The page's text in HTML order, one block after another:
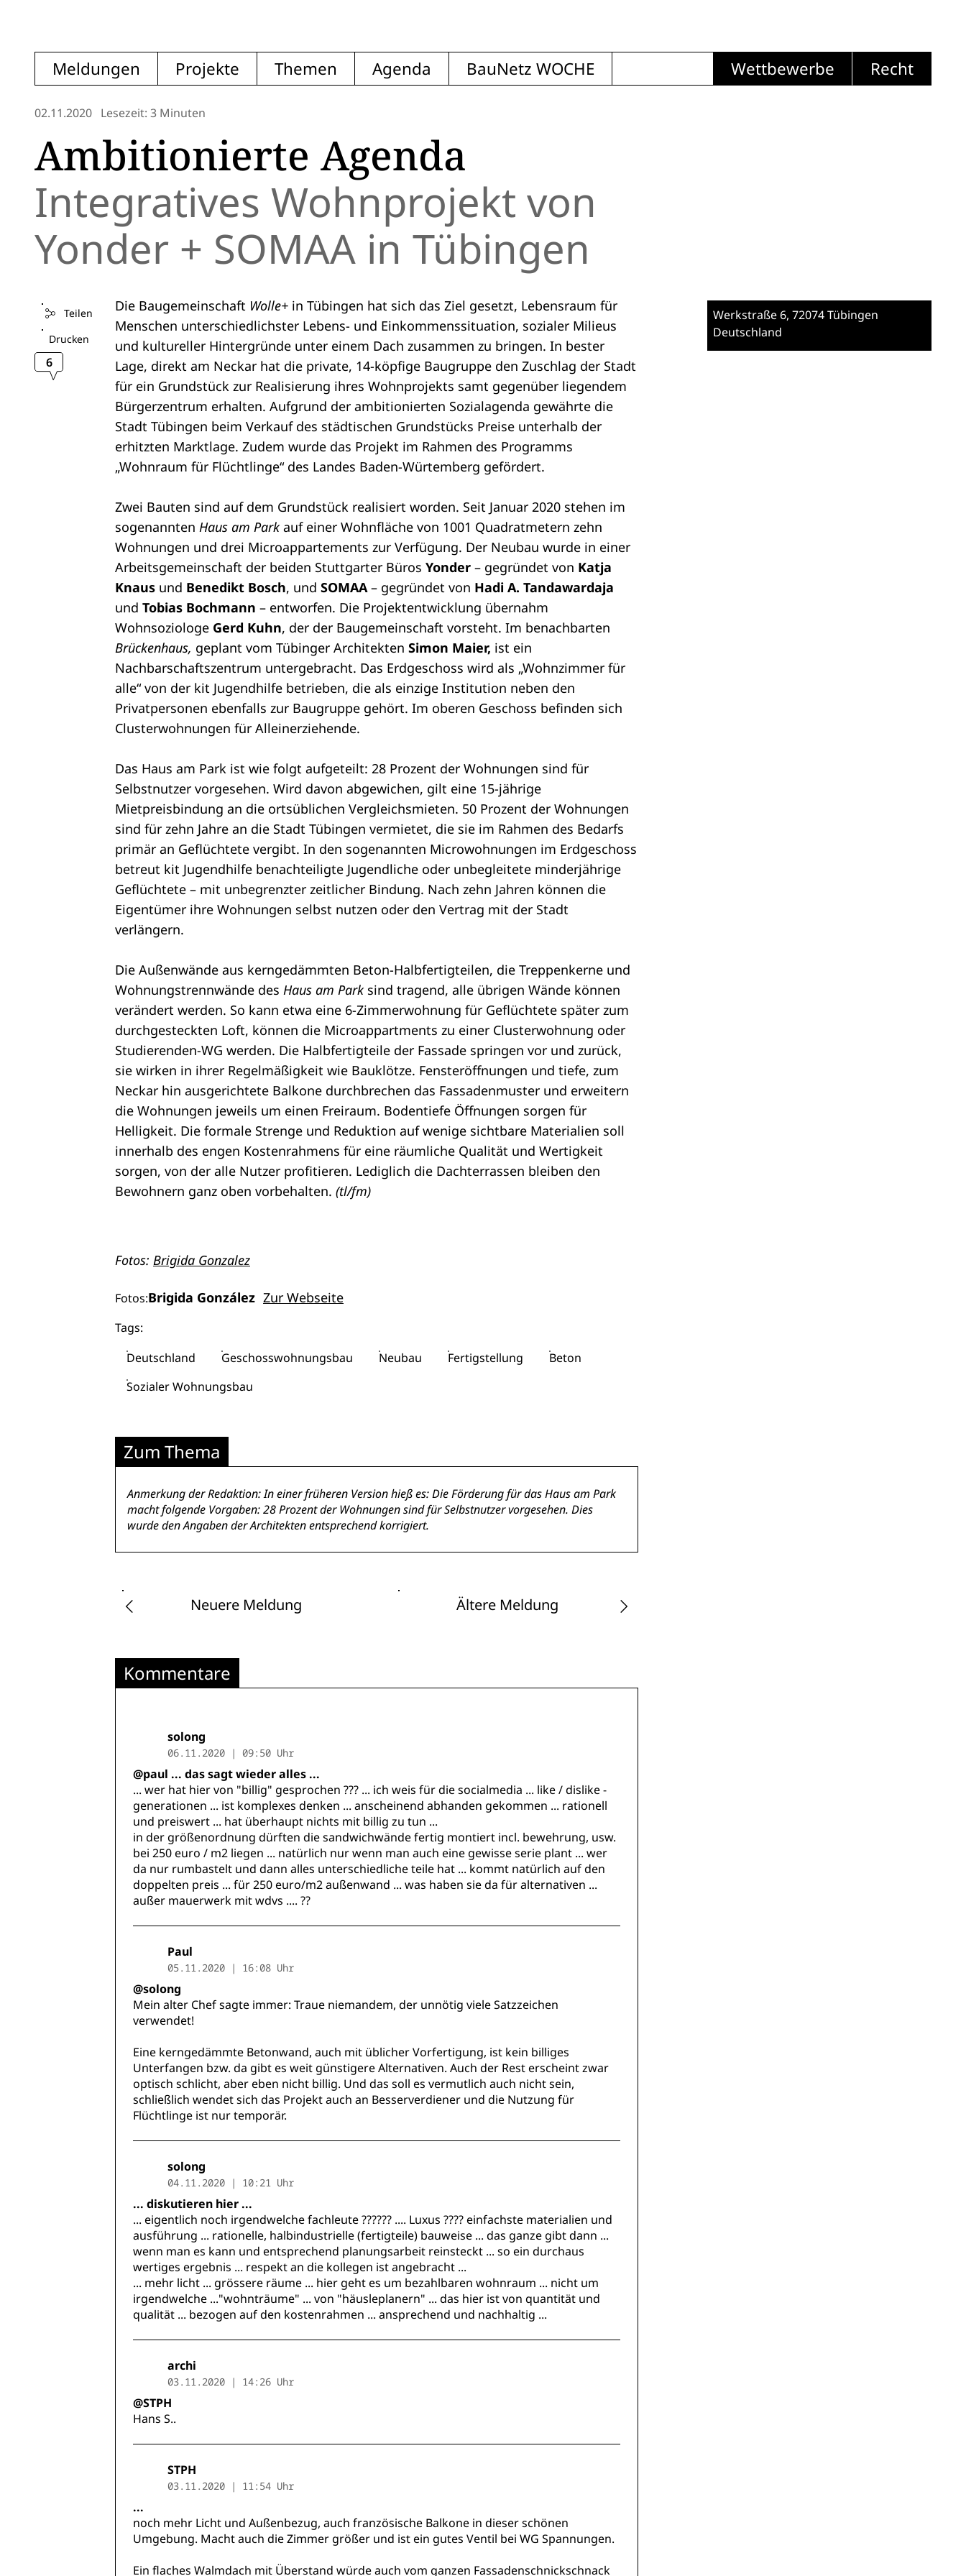
Meldungen Projekte Themen Agenda BauNetz WOCHE Wettbewerbe Recht
02.11.2020 Lesezeit: 3 Minuten
Ambitionierte Agenda
Integratives Wohnprojekt von
Yonder + SOMAA in Tübingen
Teilen
Drucken
6
Die Baugemeinschaft Wolle+ in Tübingen hat sich das Ziel gesetzt, Lebensraum für
Menschen unterschiedlichster Lebens- und Einkommenssituation, sozialer Milieus
und kultureller Hintergründe unter einem Dach zusammen zu bringen. In bester
Lage, direkt am Neckar hat die private, 14-köpfige Baugruppe den Zuschlag der Stadt
für ein Grundstück zur Realisierung ihres Wohnprojekts samt gegenüber liegendem
Bürgerzentrum erhalten. Aufgrund der ambitionierten Sozialagenda gewährte die
Stadt Tübingen beim Verkauf des städtischen Grundstücks Preise unterhalb der
erhitzten Marktlage. Zudem wurde das Projekt im Rahmen des Programms
„Wohnraum für Flüchtlinge“ des Landes Baden-Würtemberg gefördert.
Zwei Bauten sind auf dem Grundstück realisiert worden. Seit Januar 2020 stehen im
sogenannten Haus am Parkauf einer Wohnfläche von 1001 Quadratmetern zehn
Wohnungen und drei Microappartements zur Verfügung. Der Neubau wurde in einer
Arbeitsgemeinschaft der beiden Stuttgarter Büros Yonder – gegründet von Katja
Knaus und Benedikt Bosch, und SOMAA– gegründet von Hadi A. Tandawardaja
und Tobias Bochmann – entworfen. Die Projektentwicklung übernahm
Wohnsoziologe Gerd Kuhn, der der Baugemeinschaft vorsteht. Im benachbarten
Brückenhaus, geplant vom Tübinger Architekten Simon Maier, ist ein
Nachbarschaftszentrum untergebracht. Das Erdgeschoss wird als „Wohnzimmer für
alle“ von der kit Jugendhilfe betrieben, die als einzige Institution neben den
Privatpersonen ebenfalls zur Baugruppe gehört. Im oberen Geschoss befinden sich
Clusterwohnungen für Alleinerziehende.
Das Haus am Park ist wie folgt aufgeteilt: 28 Prozent der Wohnungen sind für
Selbstnutzer vorgesehen. Wird davon abgewichen, gilt eine 15-jährige
Mietpreisbindung an die ortsüblichen Vergleichsmieten. 50 Prozent der Wohnungen
sind für zehn Jahre an die Stadt Tübingen vermietet, die sie im Rahmen des Bedarfs
primär an Geflüchtete vergibt. In den sogenannten Microwohnungen im Erdgeschoss
betreut kit Jugendhilfe benachteiligte Jugendliche oder unbegleitete minderjährige
Geflüchtete – mit unbegrenzter zeitlicher Bindung. Nach zehn Jahren können die
Eigentümer ihre Wohnungen selbst nutzen oder den Vertrag mit der Stadt
verlängern.
Die Außenwände aus kerngedämmten Beton-Halbfertigteilen, die Treppenkerne und
Wohnungstrennwände des Haus am Park sind tragend, alle übrigen Wände können
verändert werden. So kann etwa eine 6-Zimmerwohnung für Geflüchtete später zum
durchgesteckten Loft, können die Microappartments zu einer Clusterwohnung oder
Studierenden-WG werden. Die Halbfertigteile der Fassade springen vor und zurück,
sie wirken in ihrer Regelmäßigkeit wie Bauklötze. Fensteröffnungen und tiefe, zum
Neckar hin ausgerichtete Balkone durchbrechen das Fassadenmuster und erweitern
die Wohnungen jeweils um einen Freiraum. Bodentiefe Öffnungen sorgen für
Helligkeit. Die formale Strenge und Reduktion auf wenige sichtbare Materialien soll
innerhalb des engen Kostenrahmens für eine räumliche Qualität und Wertigkeit
sorgen, von der alle Nutzer profitieren. Lediglich die Dachterrassen bleiben den
Bewohnern ganz oben vorbehalten. (tl/fm)
Fotos: Brigida Gonzalez
Fotos:Brigida González Zur Webseite
Tags:
Deutschland
Geschosswohnungsbau Neubau Fertigstellung
Beton
Sozialer Wohnungsbau
Zum Thema
Anmerkung der Redaktion: In einer früheren Version hieß es: Die Förderung für das Haus am Park
macht folgende Vorgaben: 28 Prozent der Wohnungen sind für Selbstnutzer vorgesehen. Dies
wurde den Angaben der Architekten entsprechend korrigiert.
Neuere Meldung Ältere Meldung
Werkstraße 6, 72074 Tübingen
Deutschland
Kommentare
solong
06.11.2020 | 09:50 Uhr
@paul ... das sagt wieder alles ...
... wer hat hier von "billig" gesprochen ??? ... ich weis für die socialmedia ... like / dislike -
generationen ... ist komplexes denken ... anscheinend abhanden gekommen ... rationell
und preiswert ... hat überhaupt nichts mit billig zu tun ...
in der größenordnung dürften die sandwichwände fertig montiert incl. bewehrung, usw.
bei 250 euro / m2 liegen ... natürlich nur wenn man auch eine gewisse serie plant ... wer
da nur rumbastelt und dann alles unterschiedliche teile hat ... kommt natürlich auf den
doppelten preis ... für 250 euro/m2 außenwand ... was haben sie da für alternativen ...
außer mauerwerk mit wdvs .... ??
Paul
05.11.2020 | 16:08 Uhr
@solong
Mein alter Chef sagte immer: Traue niemandem, der unnötig viele Satzzeichen
verwendet!
Eine kerngedämmte Betonwand, auch mit üblicher Vorfertigung, ist kein billiges
Unterfangen bzw. da gibt es weit günstigere Alternativen. Auch der Rest erscheint zwar
optisch schlicht, aber eben nicht billig. Und das soll es vermutlich auch nicht sein,
schließlich wendet sich das Projekt auch an Besserverdiener und die Nutzung für
Flüchtlinge ist nur temporär.
solong
04.11.2020 | 10:21 Uhr
... diskutieren hier ...
... eigentlich noch irgendwelche fachleute ?????? .... Luxus ???? einfachste materialien und
ausführung ... rationelle, halbindustrielle (fertigteile) bauweise ... das ganze gibt dann ...
wenn man es kann und entsprechend planungsarbeit reinsteckt ... so ein durchaus
wertiges ergebnis ... respekt an die kollegen ist angebracht ...
... mehr licht ... grössere räume ... hier geht es um bezahlbaren wohnraum ... nicht um
irgendwelche ..."wohnträume" ... von "häusleplanern" ... das hier ist von quantität und
qualität ... bezogen auf den kostenrahmen ... ansprechend und nachhaltig ...
archi
03.11.2020 | 14:26 Uhr
@STPH
Hans S..
STPH
03.11.2020 | 11:54 Uhr
...
noch mehr Licht und Außenbezug, auch französische Balkone in dieser schönen
Umgebung. Macht auch die Zimmer größer und ist ein gutes Ventil bei WG Spannungen.
Ein flaches Walmdach mit Überstand würde auch vom ganzen Fassadenschnickschnack